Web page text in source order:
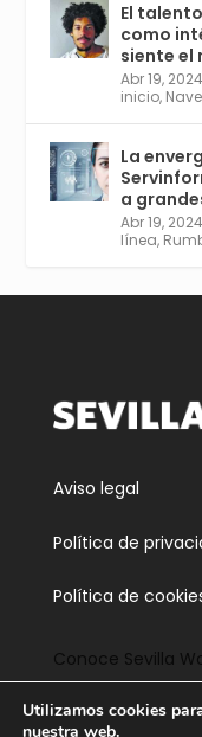
Avata
Sevilla
30 Abr
Cosas,
plazo
https://
El
como
siente el
Abr 19, 2024
inicio,
La
a
Abr 19, 2024
línea,
Aviso legal
Política de
Política de
Conoce Sevilla
Contacta
Utilizamos cookies
nuestra web.